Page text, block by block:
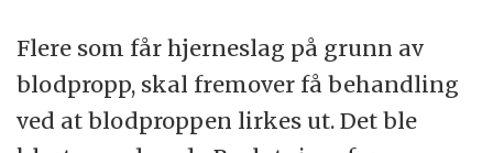
Hjerneslag er en av de vanligste årsakene til
død og den hyppigste årsaken til alvorlig
funksjonshemming og langvarig
institusjonsopphold.
Symptomer på hjerneslag oppstår plutselig
og uventet, med tap av en eller flere
kroppsfunksjoner. I de fleste tilfeller viser
Flere som får hjerneslag på grunn av
blodpropp, skal fremover få behandling
ved at blodproppen lirkes ut. Det ble